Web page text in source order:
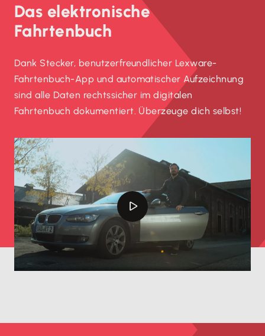
Das elektronische
Fahrtenbuch
Dank Stecker, benutzerfreundlicher Lexware-
Fahrtenbuch-App und automatischer Aufzeichnung
sind alle Daten rechtssicher im digitalen
Fahrtenbuch dokumentiert. Überzeuge dich selbst!